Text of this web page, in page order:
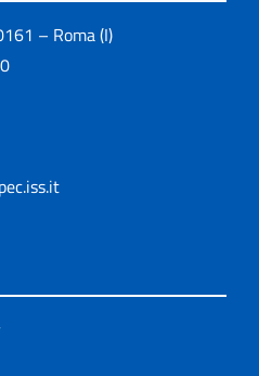
– Roma (I)